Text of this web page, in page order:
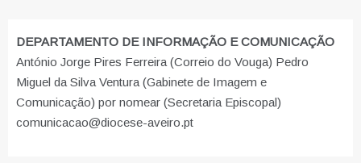
DEPARTAMENTO DE INFORMAÇÃO E COMUNICAÇÃO
António Jorge Pires Ferreira (Correio do Vouga) Pedro
Miguel da Silva Ventura (Gabinete de Imagem e
Comunicação) por nomear (Secretaria Episcopal)
comunicacao@diocese-aveiro.pt